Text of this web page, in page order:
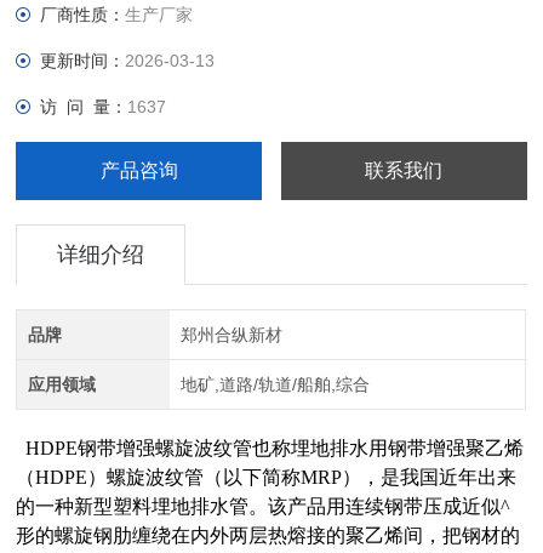
厂商性质：生产厂家
更新时间： 2026-03-13
访 问 量： 1637
产品咨询 联系我们
详细介绍
品牌 郑州合纵新材
应用领域 地矿,道路/轨道/船舶,综合
HDPE钢带增强螺旋波纹管也称埋地排水用钢带增强聚乙烯
（HDPE）螺旋波纹管（以下简称MRP），是我国近年出来
的一种新型塑料埋地排水管。该产品用连续钢带压成近似^
形的螺旋钢肋缠绕在内外两层热熔接的聚乙烯间，把钢材的